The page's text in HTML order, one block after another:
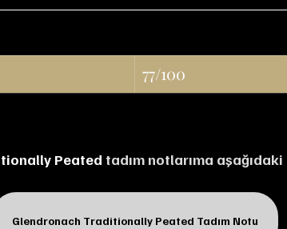
77/100
Peated tadım notlarıma
Glendronach Traditionally Peated Tadım Notu